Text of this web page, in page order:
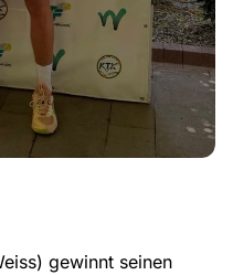
gewinnt seinen